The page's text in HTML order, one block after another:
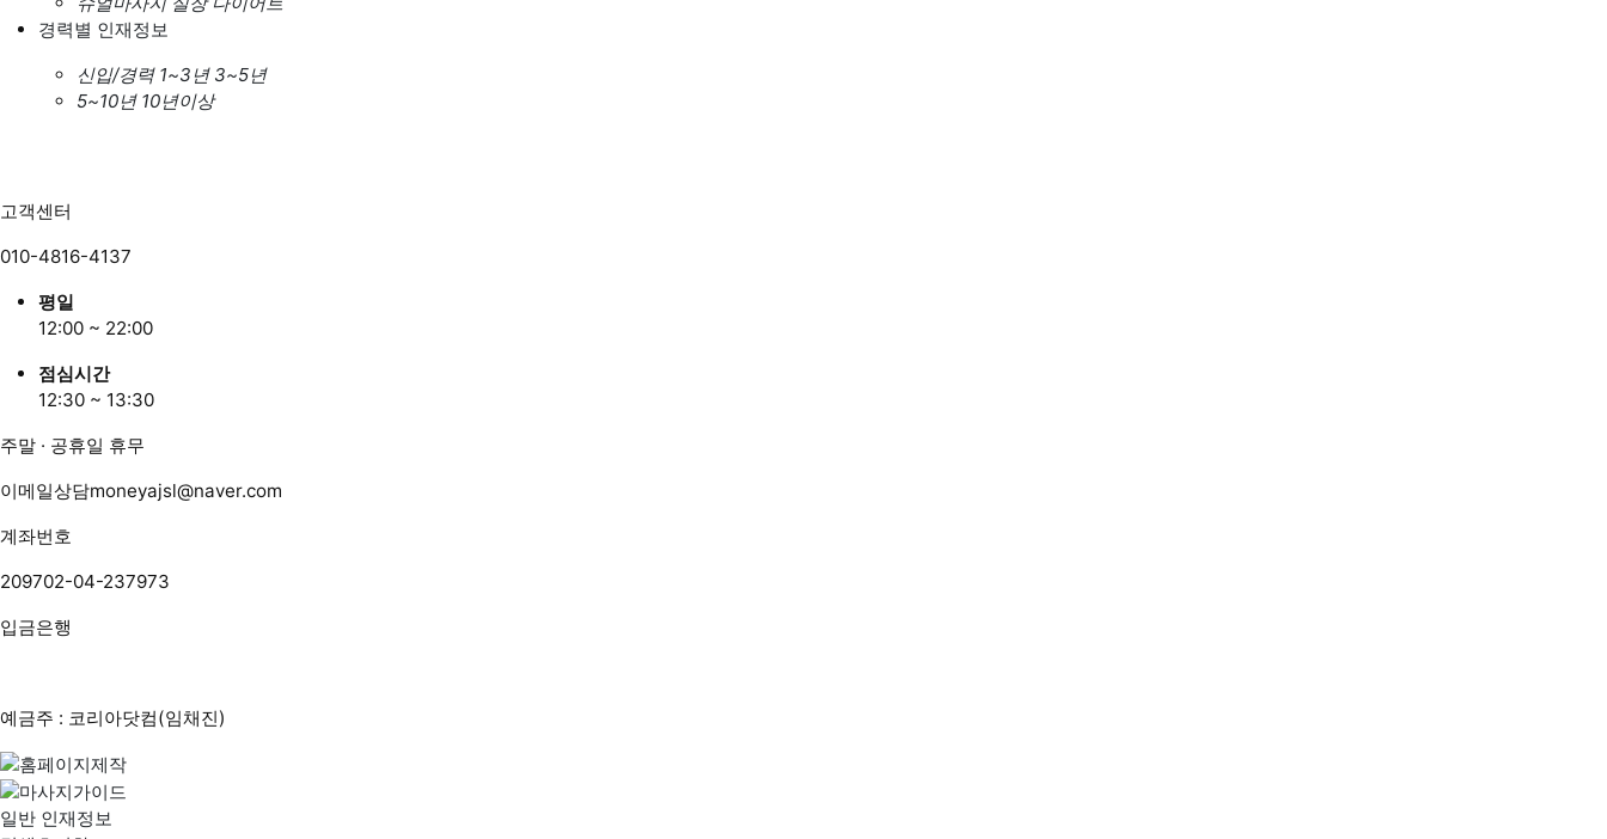
경력별 인재정보
신입/경력 1~3년 3~5년
5~10년 10년이상
고객센터
010-4816-4137
평일
12:00 ~ 22:00
점심시간
12:30 ~ 13:30
주말 · 공휴일 휴무
이메일상담moneyajsl@naver.com
계좌번호
209702-04-237973
입금은행
예금주 : 코리아닷컴(임채진)
일반 인재정보